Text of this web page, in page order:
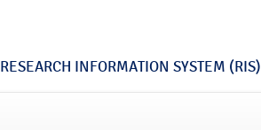
RESEARCH INFORMATION SYSTEM (RIS)